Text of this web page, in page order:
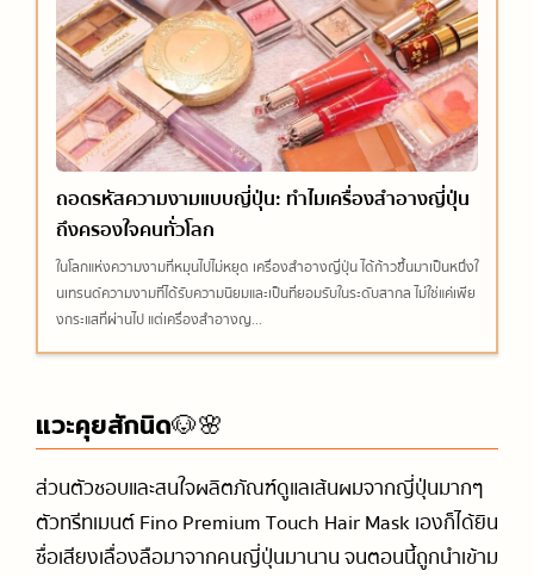
ถอดรหัสความงามแบบญี่ปุ่น: ทำไมเครื่องสำอางญี่ปุ่น
ถึงครองใจคนทั่วโลก
ในโลกแห่งความงามที่หมุนไปไม่หยุด เครื่องสำอางญี่ปุ่น ได้ก้าวขึ้นมาเป็นหนึ่งใ
นเทรนด์ความงามที่ได้รับความนิยมและเป็นที่ยอมรับในระดับสากล ไม่ใช่แค่เพีย
งกระแสที่ผ่านไป แต่เครื่องสำอางญ...
แวะคุยสักนิด🐶🌸
ส่วนตัวชอบและสนใจผลิตภัณฑ์ดูแลเส้นผมจากญี่ปุ่นมากๆ
ตัวทรีทเมนต์ Fino Premium Touch Hair Mask เองก็ได้ยิน
ชื่อเสียงเลื่องลือมาจากคนญี่ปุ่นมานาน จนตอนนี้ถูกนำเข้าม